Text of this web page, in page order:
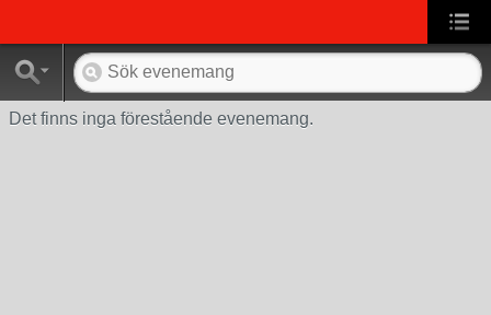
Det finns inga förestående evenemang.